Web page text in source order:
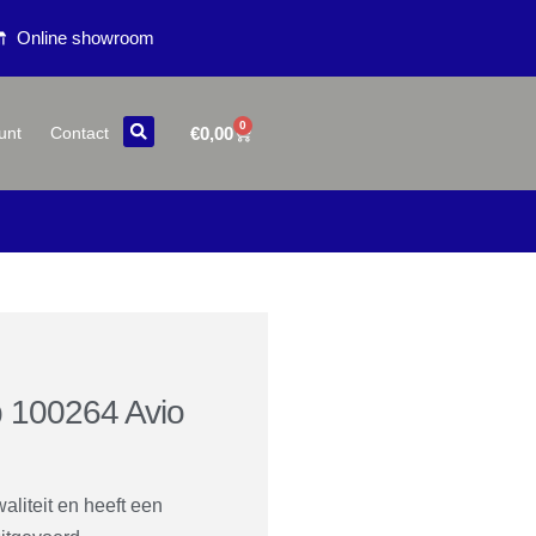
Online showroom
Contact €0,00 0
Avio
en heeft een